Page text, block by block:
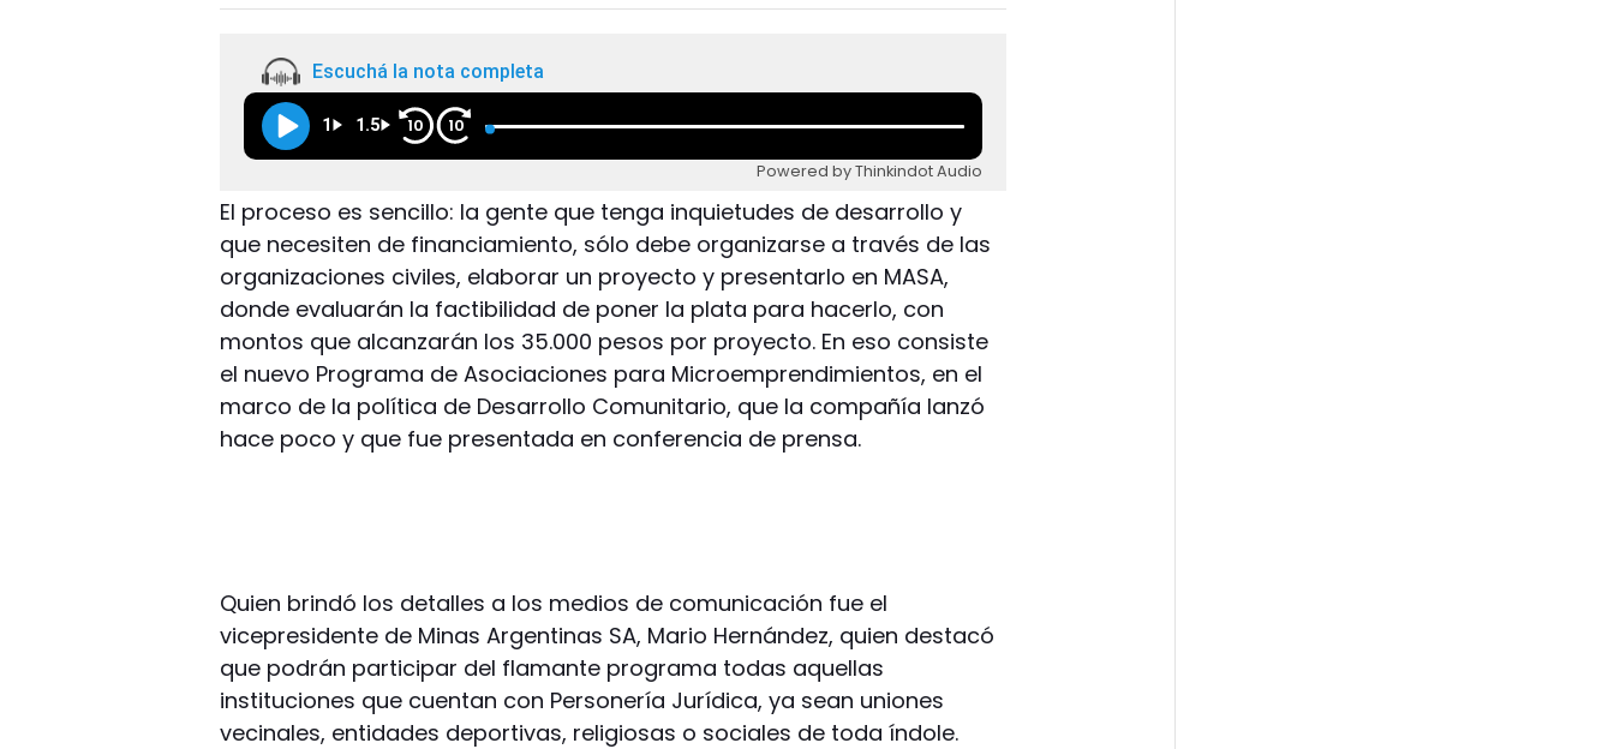
Escuchá la nota completa
1 1.5 10 10
Powered by Thinkindot Audio
El proceso es sencillo: la gente que tenga inquietudes de desarrollo y
que necesiten de financiamiento, sólo debe organizarse a través de las
organizaciones civiles, elaborar un proyecto y presentarlo en MASA,
donde evaluarán la factibilidad de poner la plata para hacerlo, con
montos que alcanzarán los 35.000 pesos por proyecto. En eso consiste
el nuevo Programa de Asociaciones para Microemprendimientos, en el
marco de la política de Desarrollo Comunitario, que la compañía lanzó
hace poco y que fue presentada en conferencia de prensa.
Quien brindó los detalles a los medios de comunicación fue el
vicepresidente de Minas Argentinas SA, Mario Hernández, quien destacó
que podrán participar del flamante programa todas aquellas
instituciones que cuentan con Personería Jurídica, ya sean uniones
vecinales, entidades deportivas, religiosas o sociales de toda índole.